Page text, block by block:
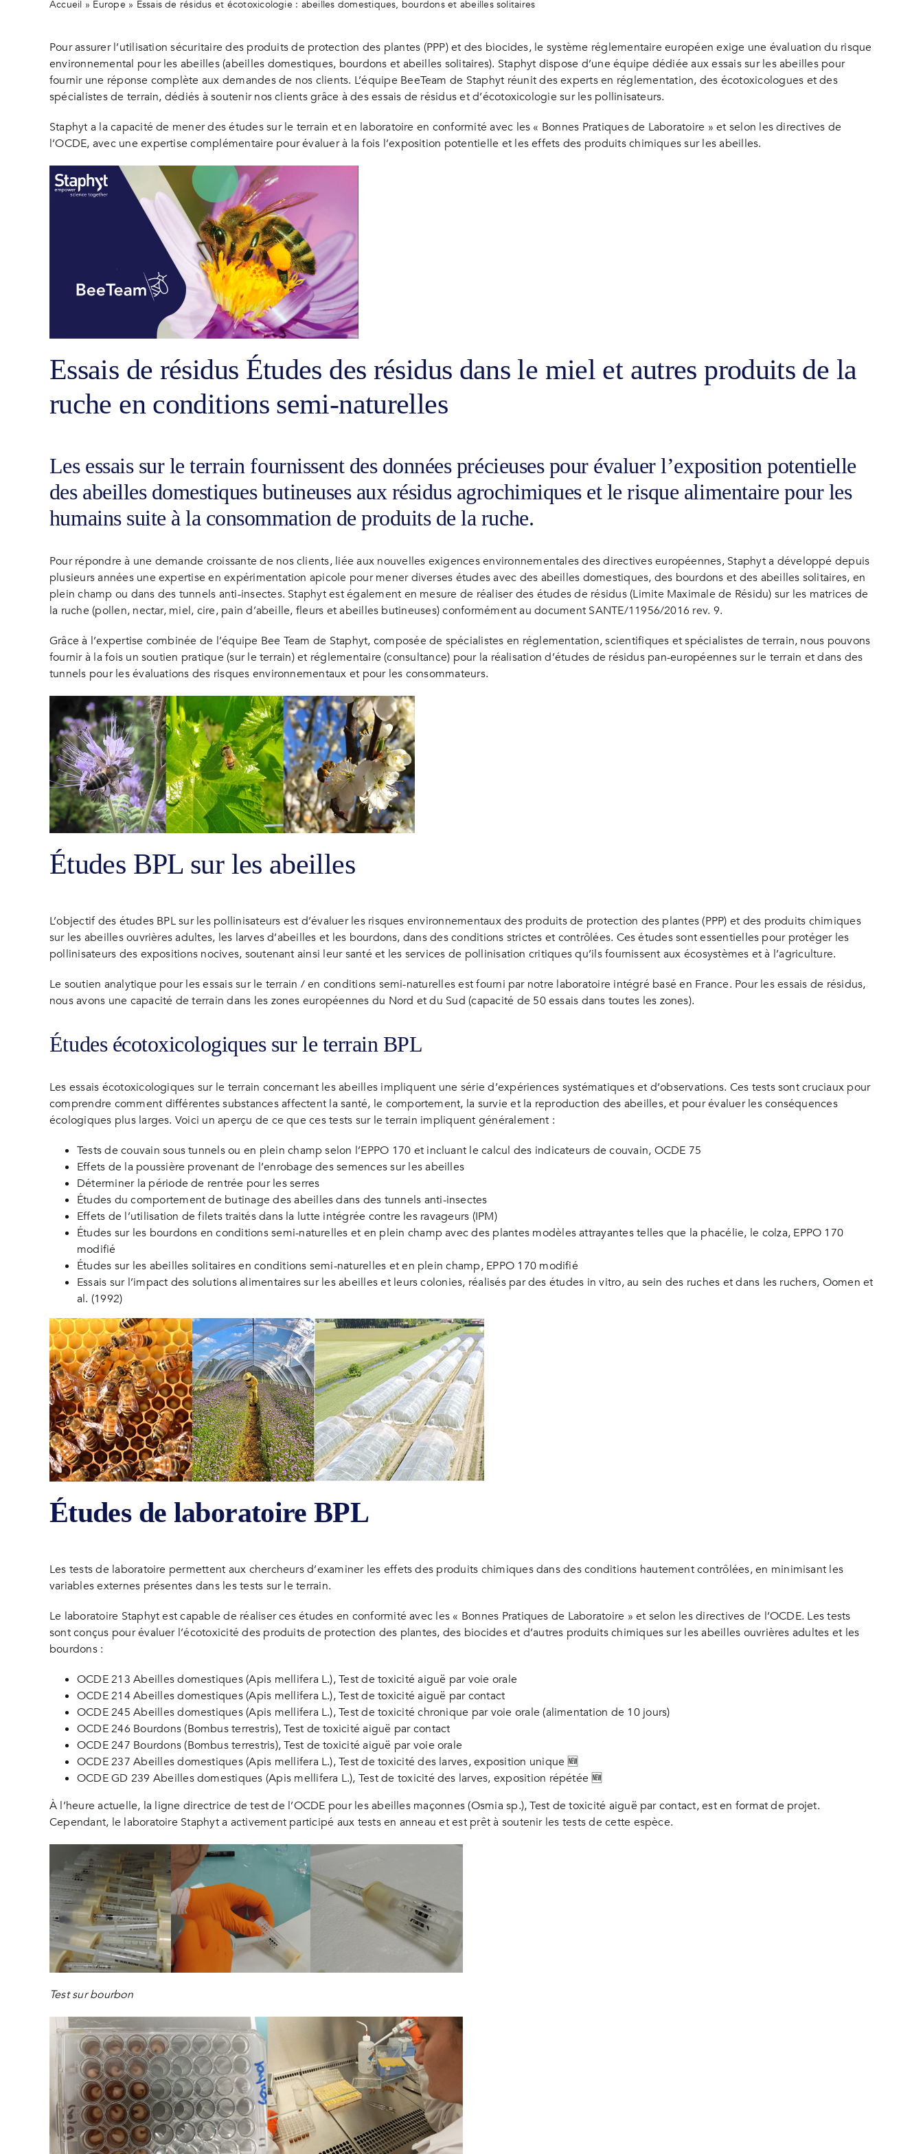
Accueil » Europe » Essais de résidus et écotoxicologie : abeilles domestiques, bourdons et abeilles solitaires
Pour assurer l’utilisation sécuritaire des produits de protection des plantes (PPP) et des biocides, le système réglementaire européen exige une évaluation du risque
environnemental pour les abeilles (abeilles domestiques, bourdons et abeilles solitaires). Staphyt dispose d’une équipe dédiée aux essais sur les abeilles pour
fournir une réponse complète aux demandes de nos clients. L’équipe BeeTeam de Staphyt réunit des experts en réglementation, des écotoxicologues et des
spécialistes de terrain, dédiés à soutenir nos clients grâce à des essais de résidus et d’écotoxicologie sur les pollinisateurs.
Staphyt a la capacité de mener des études sur le terrain et en laboratoire en conformité avec les « Bonnes Pratiques de Laboratoire » et selon les directives de
l’OCDE, avec une expertise complémentaire pour évaluer à la fois l’exposition potentielle et les effets des produits chimiques sur les abeilles.
Essais de résidus Études des résidus dans le miel et autres produits de la
ruche en conditions semi-naturelles
Les essais sur le terrain fournissent des données précieuses pour évaluer l’exposition potentielle
des abeilles domestiques butineuses aux résidus agrochimiques et le risque alimentaire pour les
humains suite à la consommation de produits de la ruche.
Pour répondre à une demande croissante de nos clients, liée aux nouvelles exigences environnementales des directives européennes, Staphyt a développé depuis
plusieurs années une expertise en expérimentation apicole pour mener diverses études avec des abeilles domestiques, des bourdons et des abeilles solitaires, en
plein champ ou dans des tunnels anti-insectes. Staphyt est également en mesure de réaliser des études de résidus (Limite Maximale de Résidu) sur les matrices de
la ruche (pollen, nectar, miel, cire, pain d’abeille, fleurs et abeilles butineuses) conformément au document SANTE/11956/2016 rev. 9.
Grâce à l’expertise combinée de l’équipe Bee Team de Staphyt, composée de spécialistes en réglementation, scientifiques et spécialistes de terrain, nous pouvons
fournir à la fois un soutien pratique (sur le terrain) et réglementaire (consultance) pour la réalisation d’études de résidus pan-européennes sur le terrain et dans des
tunnels pour les évaluations des risques environnementaux et pour les consommateurs.
Études BPL sur les abeilles
L’objectif des études BPL sur les pollinisateurs est d’évaluer les risques environnementaux des produits de protection des plantes (PPP) et des produits chimiques
sur les abeilles ouvrières adultes, les larves d’abeilles et les bourdons, dans des conditions strictes et contrôlées. Ces études sont essentielles pour protéger les
pollinisateurs des expositions nocives, soutenant ainsi leur santé et les services de pollinisation critiques qu’ils fournissent aux écosystèmes et à l’agriculture.
Le soutien analytique pour les essais sur le terrain / en conditions semi-naturelles est fourni par notre laboratoire intégré basé en France. Pour les essais de résidus,
nous avons une capacité de terrain dans les zones européennes du Nord et du Sud (capacité de 50 essais dans toutes les zones).
Études écotoxicologiques sur le terrain BPL
Les essais écotoxicologiques sur le terrain concernant les abeilles impliquent une série d’expériences systématiques et d’observations. Ces tests sont cruciaux pour
comprendre comment différentes substances affectent la santé, le comportement, la survie et la reproduction des abeilles, et pour évaluer les conséquences
écologiques plus larges. Voici un aperçu de ce que ces tests sur le terrain impliquent généralement :
Tests de couvain sous tunnels ou en plein champ selon l’EPPO 170 et incluant le calcul des indicateurs de couvain, OCDE 75
Effets de la poussière provenant de l’enrobage des semences sur les abeilles
Déterminer la période de rentrée pour les serres
Études du comportement de butinage des abeilles dans des tunnels anti-insectes
Effets de l’utilisation de filets traités dans la lutte intégrée contre les ravageurs (IPM)
Études sur les bourdons en conditions semi-naturelles et en plein champ avec des plantes modèles attrayantes telles que la phacélie, le colza, EPPO 170
modifié
Études sur les abeilles solitaires en conditions semi-naturelles et en plein champ, EPPO 170 modifié
Essais sur l’impact des solutions alimentaires sur les abeilles et leurs colonies, réalisés par des études in vitro, au sein des ruches et dans les ruchers, Oomen et
al. (1992)
Études de laboratoire BPL
Les tests de laboratoire permettent aux chercheurs d’examiner les effets des produits chimiques dans des conditions hautement contrôlées, en minimisant les
variables externes présentes dans les tests sur le terrain.
Le laboratoire Staphyt est capable de réaliser ces études en conformité avec les « Bonnes Pratiques de Laboratoire » et selon les directives de l’OCDE. Les tests
sont conçus pour évaluer l’écotoxicité des produits de protection des plantes, des biocides et d’autres produits chimiques sur les abeilles ouvrières adultes et les
bourdons :
OCDE 213 Abeilles domestiques (Apis mellifera L.), Test de toxicité aiguë par voie orale
OCDE 214 Abeilles domestiques (Apis mellifera L.), Test de toxicité aiguë par contact
OCDE 245 Abeilles domestiques (Apis mellifera L.), Test de toxicité chronique par voie orale (alimentation de 10 jours)
OCDE 246 Bourdons (Bombus terrestris), Test de toxicité aiguë par contact
OCDE 247 Bourdons (Bombus terrestris), Test de toxicité aiguë par voie orale
OCDE 237 Abeilles domestiques (Apis mellifera L.), Test de toxicité des larves, exposition unique 🆕
OCDE GD 239 Abeilles domestiques (Apis mellifera L.), Test de toxicité des larves, exposition répétée 🆕
À l’heure actuelle, la ligne directrice de test de l’OCDE pour les abeilles maçonnes (Osmia sp.), Test de toxicité aiguë par contact, est en format de projet.
Cependant, le laboratoire Staphyt a activement participé aux tests en anneau et est prêt à soutenir les tests de cette espèce.
Test sur bourbon